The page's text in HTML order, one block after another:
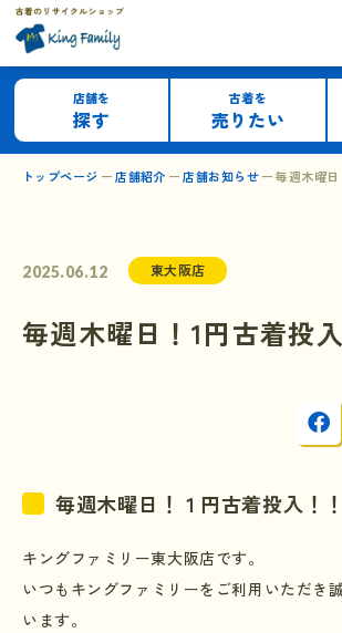
店舗を
探す
古着を
売りたい
トップページ 店舗紹介 店舗お知らせ 毎週木曜日
2025.06.12 東大阪店
毎週木曜日！1円古着投
毎週木曜日！１円古着投入！！
キングファミリー東大阪店です。
いつもキングファミリーをご利用いただき
います。